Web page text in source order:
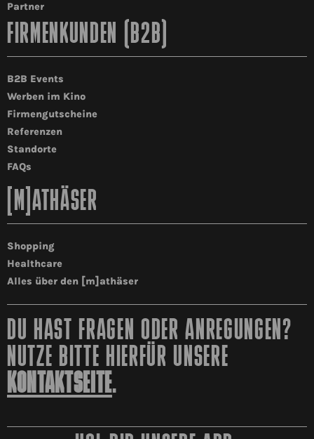
Partner
FIRMENKUNDEN (B2B)
B2B Events
Werben im Kino
Firmengutscheine
Referenzen
Standorte
FAQs
[M]ATHÄSER
Shopping
Healthcare
Alles über den [m]athäser
DU HAST FRAGEN ODER ANREGUNGEN?
NUTZE BITTE HIERFÜR UNSERE
KONTAKTSEITE.